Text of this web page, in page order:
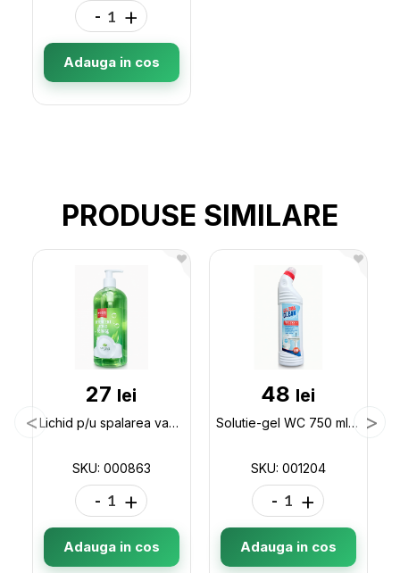
- +
Adauga in cos
PRODUSE SIMILARE
27 lei
Lichid p/u spalarea vaselor 500gr cu pompa ECCO 000863
SKU: 000863
- +
Adauga in cos
48 lei
Solutie-gel WC 750 ml ECCO Ultra Clean 001204
SKU: 001204
- +
Adauga in cos